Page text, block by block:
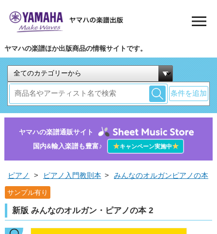
ヤマハの楽譜ほか出版商品の情報サイトです。
条件を追加
ヤマハの楽譜通販サイト
国内&輸入楽譜も豊富♪
★キャンペーン実施中★
ピアノ > ピアノ入門教則本 > みんなのオルガンピアノの本
サンプル有り
新版 みんなのオルガン・ピアノの本 2